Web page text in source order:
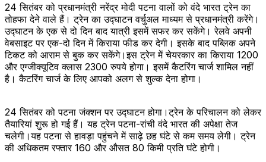
24 सितंबर को प्रधानमंत्री नरेंद्र मोदी पटना वालों को वंदे भारत ट्रेन का
तोहफा देने वाले हैं। ट्रेन का उद्घाटन वर्चुअल माध्यम से प्रधानमंत्री करेंगे।
उद्घाटन के एक से दो दिन बाद यात्री इसमें सफर कर सकेंगे। रेलवे अपनी
वेबसाइट पर एक-दो दिन में किराया फीड कर देगी। इसके बाद पब्लिक अपने
टिकट को आराम से बुक कर सकेंगे।इस ट्रेन में चेयरकार का किराया 1200
और एग्जीक्यूटिव क्लास 2300 रुपये होगा। इसमें कैटरिंग चार्ज शामिल नहीं
है। कैटरिंग चार्ज के लिए आपको अलग से शुल्क देना होगा।
24 सितंबर को पटना जंक्शन पर उद्घाटन होगा।ट्रेन के परिचालन को लेकर
तैयारियां शुरू हो गई हैं। यह ट्रेन पटना-रांची वंदे भारत की अपेक्षा तेज
चलेगी।यह पटना से हावड़ा पहुंचने में साढ़े छह घंटे से कम समय लेगी। ट्रेन
की अधिकतम रफ्तार 160 और औसत 80 किमी प्रति घंटे होगी।